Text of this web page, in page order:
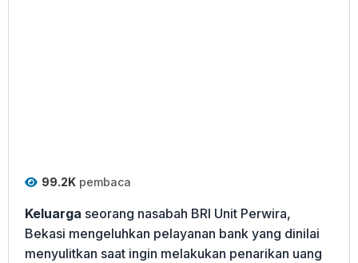
99.2K pembaca
Keluarga seorang nasabah BRI Unit Perwira,
Bekasi mengeluhkan pelayanan bank yang dinilai
menyulitkan saat ingin melakukan penarikan uang